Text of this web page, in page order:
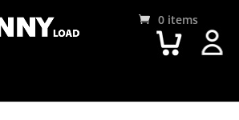
0 items